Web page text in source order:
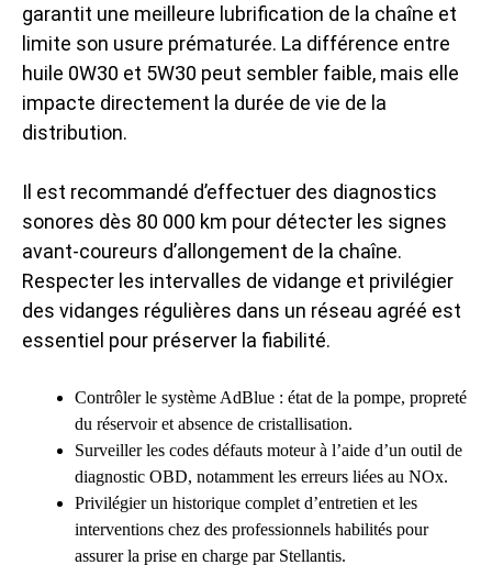
garantit une meilleure lubrification de la chaîne et
limite son usure prématurée. La différence entre
huile 0W30 et 5W30 peut sembler faible, mais elle
impacte directement la durée de vie de la
distribution.
Il est recommandé d’effectuer des diagnostics
sonores dès 80 000 km pour détecter les signes
avant-coureurs d’allongement de la chaîne.
Respecter les intervalles de vidange et privilégier
des vidanges régulières dans un réseau agréé est
essentiel pour préserver la fiabilité.
Contrôler le système AdBlue : état de la pompe, propreté
du réservoir et absence de cristallisation.
Surveiller les codes défauts moteur à l’aide d’un outil de
diagnostic OBD, notamment les erreurs liées au NOx.
Privilégier un historique complet d’entretien et les
interventions chez des professionnels habilités pour
assurer la prise en charge par Stellantis.